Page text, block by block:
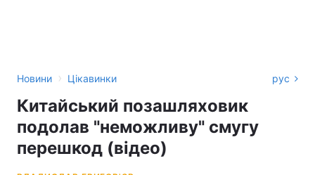
Новини › Цікавинки рус
Китайський позашляховик
подолав "неможливу" смугу
перешкод (відео)